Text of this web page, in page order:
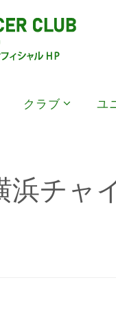
クラブ ユ
浜チャ